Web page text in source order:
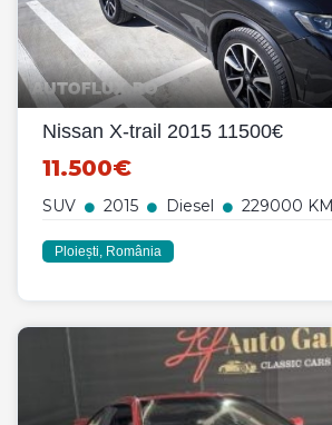
Nissan X-trail 2015 11500€
11.500€
SUV 2015 Diesel 229000 KM
Ploiești, România